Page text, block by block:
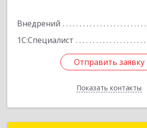
Внедрений
1С:Специалист
Отправить заявку
Показать контакты
Отправить заявку
Назад